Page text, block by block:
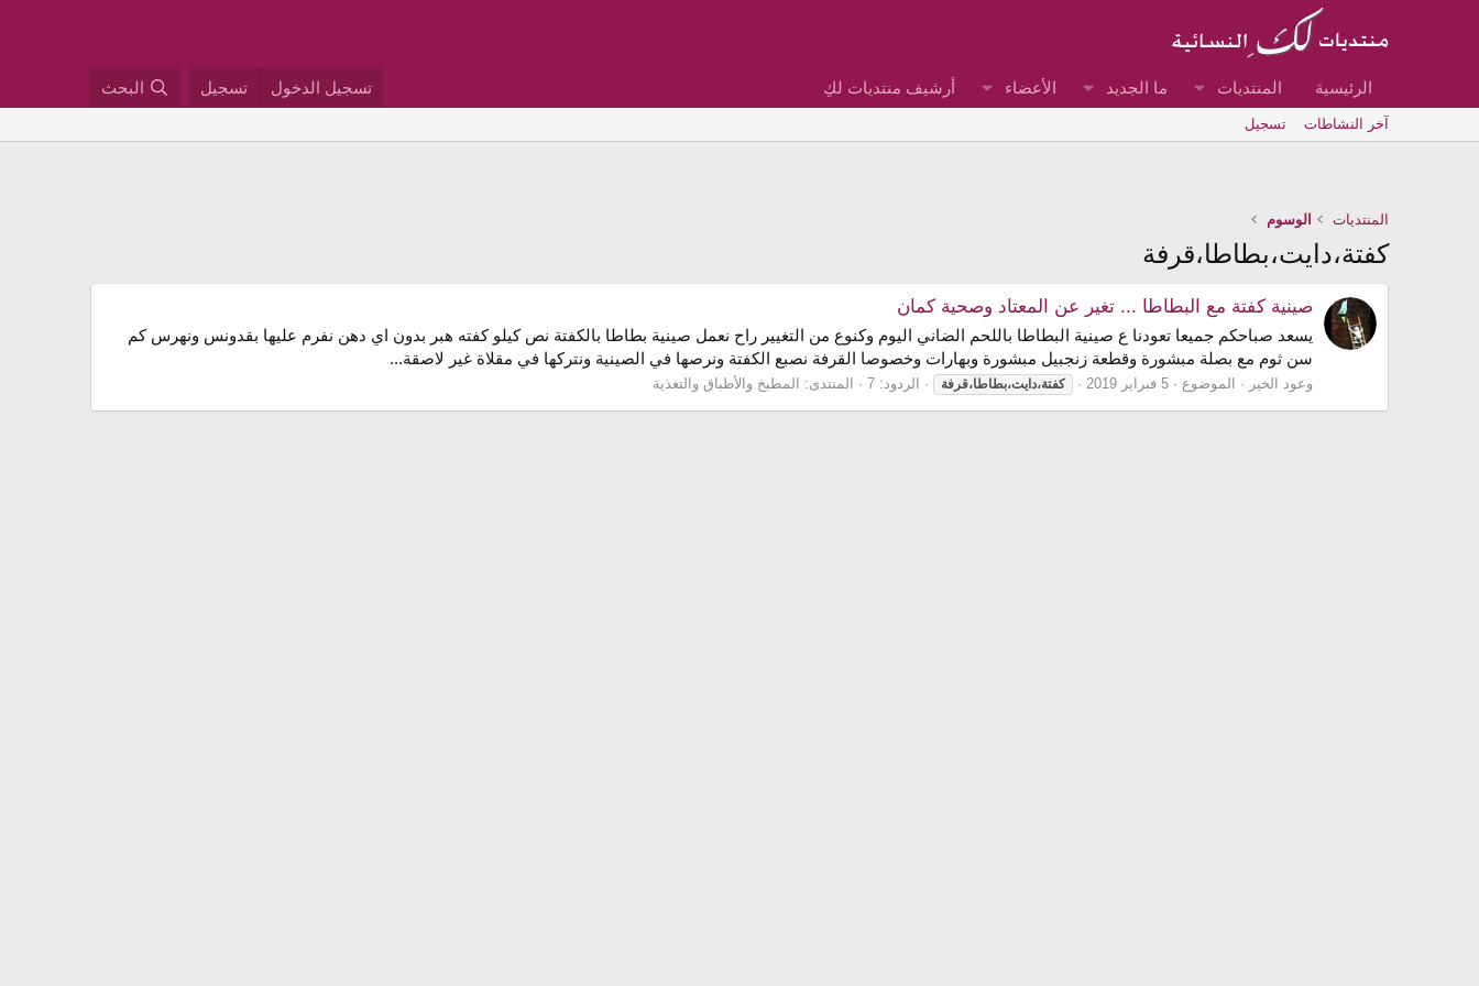
الرئيسية المنتديات ما الجديد الأعضاء أرشيف منتديات لكِ تسجيل الدخول تسجيل البحث
آخر النشاطات تسجيل
المنتديات الوسوم
كفتة،دايت،بطاطا،قرفة
صينية كفتة مع البطاطا ... تغير عن المعتاد وصحية كمان
يسعد صباحكم جميعا تعودنا ع صينية البطاطا باللحم الضاني اليوم وكنوع من التغيير راح نعمل صينية بطاطا بالكفتة نص كيلو كفته هبر بدون اي دهن نفرم عليها بقدونس ونهرس كم
سن ثوم مع بصلة مبشورة وقطعة زنجبيل مبشورة وبهارات وخصوصا القرفة نصبع الكفتة ونرصها في الصينية ونتركها في مقلاة غير لاصقة...
وعود الخير الموضوع 5 فبراير 2019 كفتة،دايت،بطاطا،قرفة الردود: 7 المنتدى: المطبخ والأطباق والتغذية